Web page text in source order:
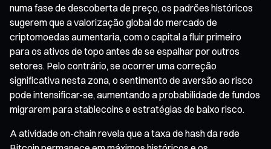
numa fase de descoberta de preço, os padrões históricos
sugerem que a valorização global do mercado de
criptomoedas aumentaria, com o capital a fluir primeiro
para os ativos de topo antes de se espalhar por outros
setores. Pelo contrário, se ocorrer uma correção
significativa nesta zona, o sentimento de aversão ao risco
pode intensificar-se, aumentando a probabilidade de fundos
migrarem para stablecoins e estratégias de baixo risco.
A atividade on-chain revela que a taxa de hash da rede